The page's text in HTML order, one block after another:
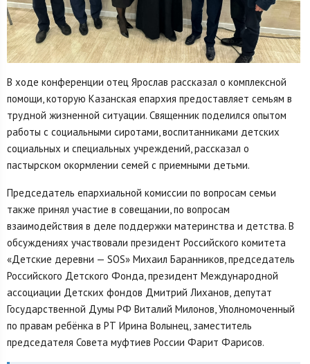
В ходе конференции отец Ярослав рассказал о комплексной
помощи, которую Казанская епархия предоставляет семьям в
трудной жизненной ситуации. Священник поделился опытом
работы с социальными сиротами, воспитанниками детских
социальных и специальных учреждений, рассказал о
пастырском окормлении семей с приемными детьми.
Председатель епархиальной комиссии по вопросам семьи
также принял участие в совещании, по вопросам
взаимодействия в деле поддержки материнства и детства. В
обсуждениях участвовали президент Российского комитета
«Детские деревни — SOS» Михаил Баранников, председатель
Российского Детского Фонда, президент Международной
ассоциации Детских фондов Дмитрий Лиханов, депутат
Государственной Думы РФ Виталий Милонов, Уполномоченный
по правам ребёнка в РТ Ирина Волынец, заместитель
председателя Совета муфтиев России Фарит Фарисов.